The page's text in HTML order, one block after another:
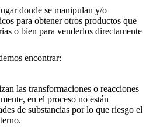
donde se manipulan y/o
para obtener otros productos que
o bien para venderlos directamente
encontrar:
las transformaciones o reacciones
en el proceso no están
de substancias por lo que riesgo el